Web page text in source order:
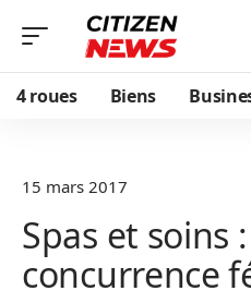
4 roues Biens
15 mars 2017
Spas et soins
concurrence